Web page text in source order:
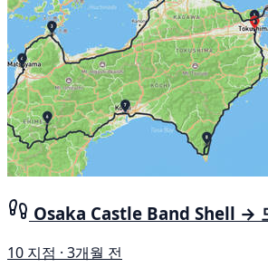
Osaka Castle Band Shell →
10 지점 · 3개월 전